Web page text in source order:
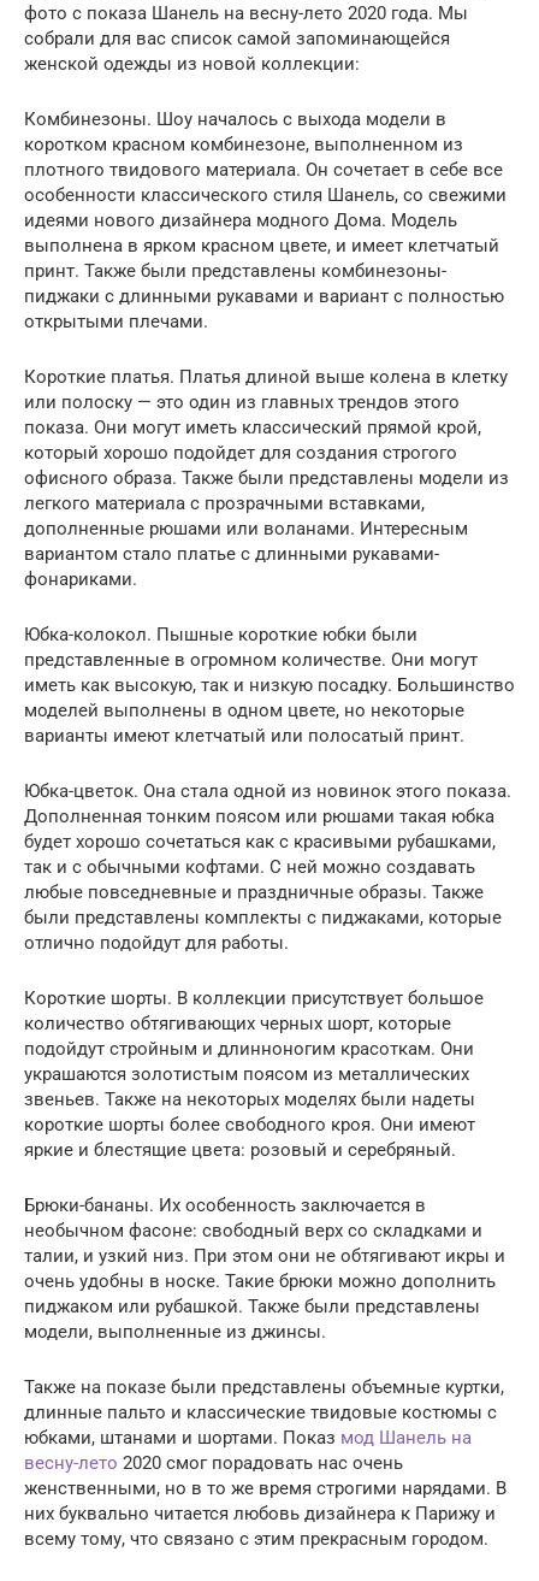
фото с показа Шанель на весну-лето 2020 года. Мы
собрали для вас список самой запоминающейся
женской одежды из новой коллекции:
Комбинезоны. Шоу началось с выхода модели в
коротком красном комбинезоне, выполненном из
плотного твидового материала. Он сочетает в себе все
особенности классического стиля Шанель, со свежими
идеями нового дизайнера модного Дома. Модель
выполнена в ярком красном цвете, и имеет клетчатый
принт. Также были представлены комбинезоны-
пиджаки с длинными рукавами и вариант с полностью
открытыми плечами.
Короткие платья. Платья длиной выше колена в клетку
или полоску — это один из главных трендов этого
показа. Они могут иметь классический прямой крой,
который хорошо подойдет для создания строгого
офисного образа. Также были представлены модели из
легкого материала с прозрачными вставками,
дополненные рюшами или воланами. Интересным
вариантом стало платье с длинными рукавами-
фонариками.
Юбка-колокол. Пышные короткие юбки были
представленные в огромном количестве. Они могут
иметь как высокую, так и низкую посадку. Большинство
моделей выполнены в одном цвете, но некоторые
варианты имеют клетчатый или полосатый принт.
Юбка-цветок. Она стала одной из новинок этого показа.
Дополненная тонким поясом или рюшами такая юбка
будет хорошо сочетаться как с красивыми рубашками,
так и с обычными кофтами. С ней можно создавать
любые повседневные и праздничные образы. Также
были представлены комплекты с пиджаками, которые
отлично подойдут для работы.
Короткие шорты. В коллекции присутствует большое
количество обтягивающих черных шорт, которые
подойдут стройным и длинноногим красоткам. Они
украшаются золотистым поясом из металлических
звеньев. Также на некоторых моделях были надеты
короткие шорты более свободного кроя. Они имеют
яркие и блестящие цвета: розовый и серебряный.
Брюки-бананы. Их особенность заключается в
необычном фасоне: свободный верх со складками и
талии, и узкий низ. При этом они не обтягивают икры и
очень удобны в носке. Такие брюки можно дополнить
пиджаком или рубашкой. Также были представлены
модели, выполненные из джинсы.
Также на показе были представлены объемные куртки,
длинные пальто и классические твидовые костюмы с
юбками, штанами и шортами. Показ мод Шанель на
весну-лето 2020 смог порадовать нас очень
женственными, но в то же время строгими нарядами. В
них буквально читается любовь дизайнера к Парижу и
всему тому, что связано с этим прекрасным городом.